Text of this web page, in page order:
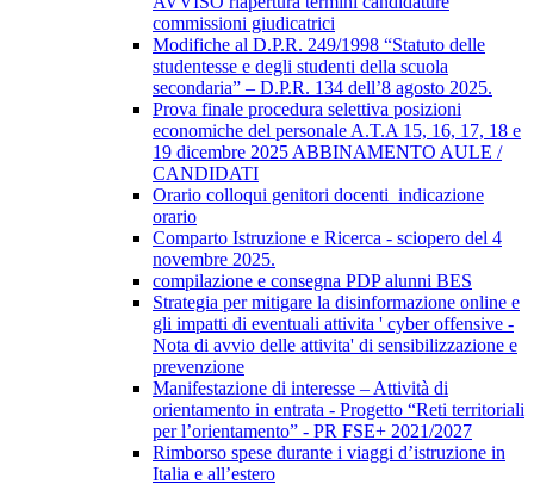
commissioni giudicatrici
Modifiche al D.P.R. 249/1998 “Statuto delle
studentesse e degli studenti della scuola
secondaria” – D.P.R. 134 dell’8 agosto 2025.
Prova finale procedura selettiva posizioni
economiche del personale A.T.A 15, 16, 17, 18 e
19 dicembre 2025 ABBINAMENTO AULE /
CANDIDATI
Orario colloqui genitori docenti_indicazione
orario
Comparto Istruzione e Ricerca - sciopero del 4
novembre 2025.
compilazione e consegna PDP alunni BES
Strategia per mitigare la disinformazione online e
gli impatti di eventuali attivita ' cyber offensive -
Nota di avvio delle attivita' di sensibilizzazione e
prevenzione
Manifestazione di interesse – Attività di
orientamento in entrata - Progetto “Reti territoriali
per l’orientamento” - PR FSE+ 2021/2027
Rimborso spese durante i viaggi d’istruzione in
Italia e all’estero